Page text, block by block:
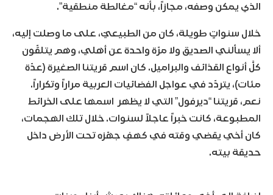
الذي يمكن وصفه، مجازاً، بأنه “مغالطة منطقية”.
خلال سنواتٍ طويلة، كان من الطبيعيّ، على ما وصلت إليه،
ألا يسألني الصديق ولا مرّة واحدة عن أهلي، وهم يتلقّون
كلَّ أنواع القذائف والبراميل. كان اسم قريتنا الصغيرة (عدّة
مئات)، يتردّد في عواجل الفضائيات العربية مراراً وتكراراً.
نعم، قريتنا “ديرفول” التي لا يظهر اسمها على الخرائط
المطبوعة، كانت خبراً عاجلاً لسنوات. خلال تلك الهجمات،
كان أخي يقضي وقته في كهفٍ جهّزه تحت الأرض داخل
حديقة بيته.